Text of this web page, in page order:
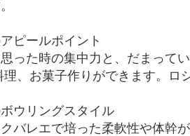
ピールポイント
った時の集中力と、だまって
理、お菓子作りができます。ロ
ボウリングスタイル
バレエで培った柔軟性や体幹